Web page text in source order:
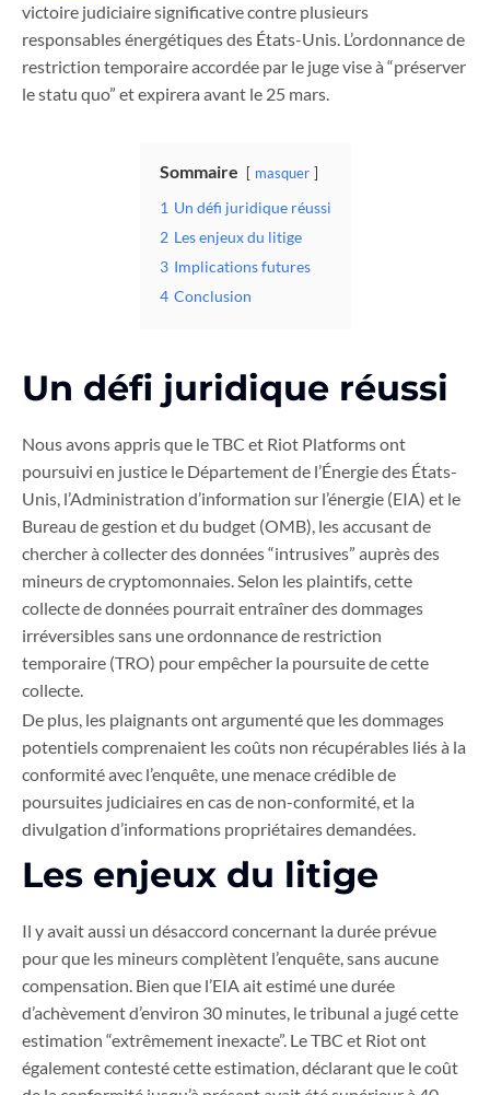
victoire judiciaire significative contre plusieurs
responsables énergétiques des États-Unis. L’ordonnance de
restriction temporaire accordée par le juge vise à “préserver
le statu quo” et expirera avant le 25 mars.
Sommaire masquer
1 Un défi juridique réussi
2 Les enjeux du litige
3 Implications futures
4 Conclusion
Un défi juridique réussi
Nous avons appris que le TBC et Riot Platforms ont
poursuivi en justice le Département de l’Énergie des États-
Unis, l’Administration d’information sur l’énergie (EIA) et le
Bureau de gestion et du budget (OMB), les accusant de
chercher à collecter des données “intrusives” auprès des
mineurs de cryptomonnaies. Selon les plaintifs, cette
collecte de données pourrait entraîner des dommages
irréversibles sans une ordonnance de restriction
temporaire (TRO) pour empêcher la poursuite de cette
collecte.
De plus, les plaignants ont argumenté que les dommages
potentiels comprenaient les coûts non récupérables liés à la
conformité avec l’enquête, une menace crédible de
poursuites judiciaires en cas de non-conformité, et la
divulgation d’informations propriétaires demandées.
Les enjeux du litige
Il y avait aussi un désaccord concernant la durée prévue
pour que les mineurs complètent l’enquête, sans aucune
compensation. Bien que l’EIA ait estimé une durée
d’achèvement d’environ 30 minutes, le tribunal a jugé cette
estimation “extrêmement inexacte”. Le TBC et Riot ont
également contesté cette estimation, déclarant que le coût